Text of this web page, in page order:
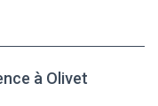
à Olivet